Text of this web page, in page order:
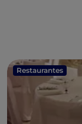
Restaurantes